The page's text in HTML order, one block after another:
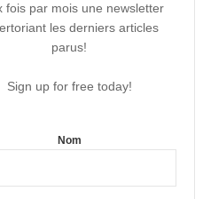
fois par mois une newsletter
les derniers articles
parus!
Sign up for free today!
Nom